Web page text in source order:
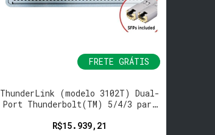
FRETE GRÁTIS
ThunderLink (modelo 3102T) Dual-
Port Thunderbolt(TM) 5/4/3 para
R$15.939,21